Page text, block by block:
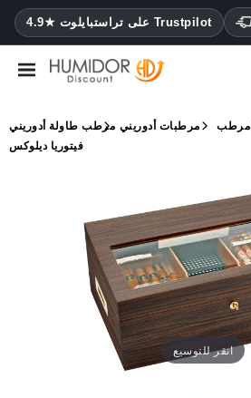
4.9★ على تراستبايلوت Trustpilot CATEGORY
مرطب
ترطيب
مرطب مرطبات أدوريني مرطب طاولة أدوريني
فيتوريا ديلوكس
انقر للتوسيع